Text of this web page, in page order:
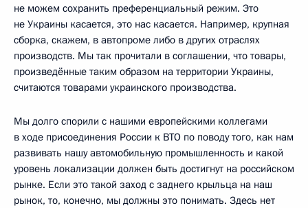
не можем сохранить преференциальный режим. Это
не Украины касается, это нас касается. Например, крупная
сборка, скажем, в автопроме либо в других отраслях
производств. Мы так прочитали в соглашении, что товары,
произведённые таким образом на территории Украины,
считаются товарами украинского производства.
Мы долго спорили с нашими европейскими коллегами
в ходе присоединения России к ВТО по поводу того, как нам
развивать нашу автомобильную промышленность и какой
уровень локализации должен быть достигнут на российском
рынке. Если это такой заход с заднего крыльца на наш
рынок, то, конечно, мы должны это понимать. Здесь нет